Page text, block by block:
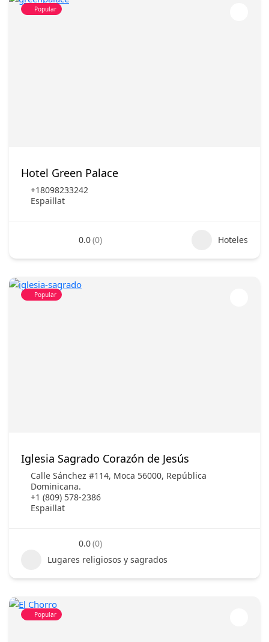
Popular
Hotel Green Palace
+18098233242
Espaillat
0.0(0) Hoteles
Popular
Iglesia Sagrado Corazón de Jesús
Calle Sánchez #114, Moca 56000, República
Dominicana.
+1 (809) 578-2386
Espaillat
0.0(0)
Lugares religiosos y sagrados
Popular